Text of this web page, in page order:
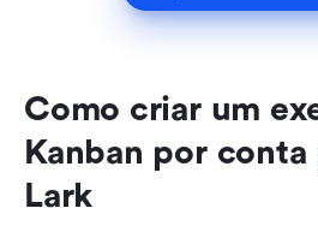
Como criar um
Kanban por
Lark